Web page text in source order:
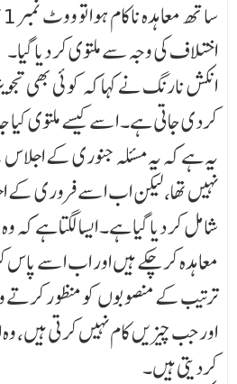
اختلاف کی وجہ سے ملتوی کر دیا گیا۔
انکش نارنگ نے کہا کہ کوئی بھی
کردی جاتی ہے۔ اسے کیسے ملتوی
یہ ہے کہ یہ مسئلہ جنوری کے
نہیں تھا، لیکن اب اسے فروری
شامل کر دیا گیا ہے۔ ایسا لگتا ہے
معاہدہ کر چکے ہیں اور اب اسے
ترتیب کے منصوبوں کو منظور
اور جب چیزیں کام نہیں کرتی ہیں،
کردیتی ہیں۔